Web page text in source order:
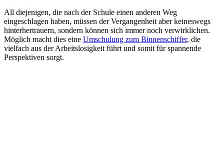
All diejenigen, die nach der Schule einen anderen Weg
eingeschlagen haben, müssen der Vergangenheit aber keineswegs
hinterhertrauern, sondern können sich immer noch verwirklichen.
Möglich macht dies eine Umschulung zum Binnenschiffer, die
vielfach aus der Arbeitslosigkeit führt und somit für spannende
Perspektiven sorgt.